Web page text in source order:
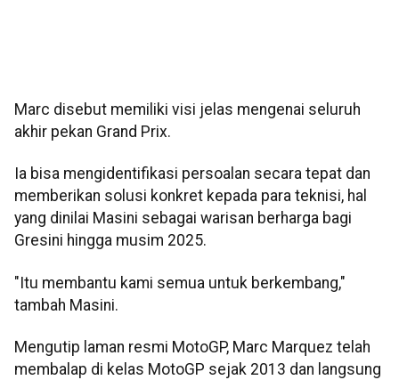
Marc disebut memiliki visi jelas mengenai seluruh
akhir pekan Grand Prix.
Ia bisa mengidentifikasi persoalan secara tepat dan
memberikan solusi konkret kepada para teknisi, hal
yang dinilai Masini sebagai warisan berharga bagi
Gresini hingga musim 2025.
"Itu membantu kami semua untuk berkembang,"
tambah Masini.
Mengutip laman resmi MotoGP, Marc Marquez telah
membalap di kelas MotoGP sejak 2013 dan langsung